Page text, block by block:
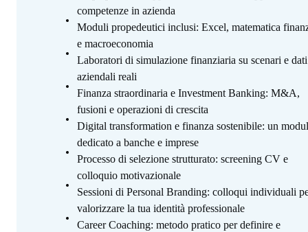
competenze in azienda
Moduli propedeutici inclusi: Excel, matematica
e macroeconomia
Laboratori di simulazione finanziaria su scenari e dati
aziendali reali
Finanza straordinaria e Investment Banking: M&A,
fusioni e operazioni di crescita
Digital transformation e finanza sostenibile: un
dedicato a banche e imprese
Processo di selezione strutturato: screening CV e
colloquio motivazionale
Sessioni di Personal Branding: colloqui individuali
valorizzare la tua identità professionale
Career Coaching: metodo pratico per definire e